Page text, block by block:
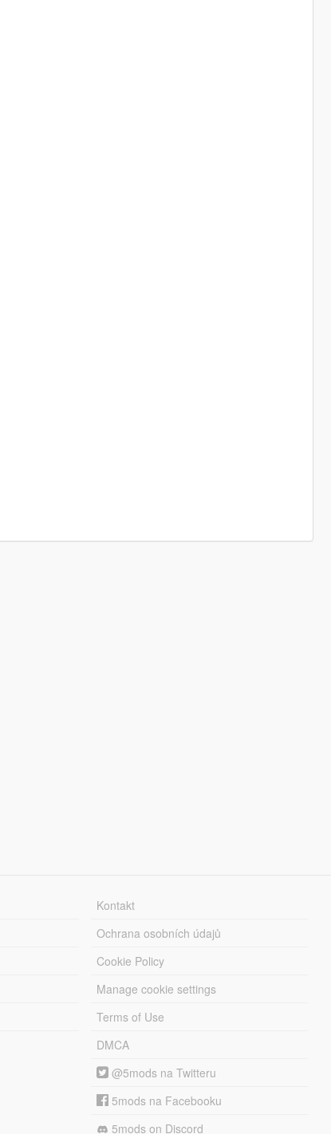
Kontakt
Ochrana osobních údajů
Cookie Policy
Manage cookie settings
Terms of Use
DMCA
@5mods na Twitteru
5mods na Facebooku
5mods on Discord